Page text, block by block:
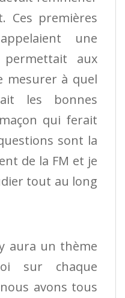
Ces premières
une
aux
mesurer à quel
les bonnes
qui ferait
sont la
de la FM et je
tout au long
aura un thème
sur chaque
avons tous